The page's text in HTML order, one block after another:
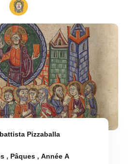
Pizzaballa
, Pâques,Année A